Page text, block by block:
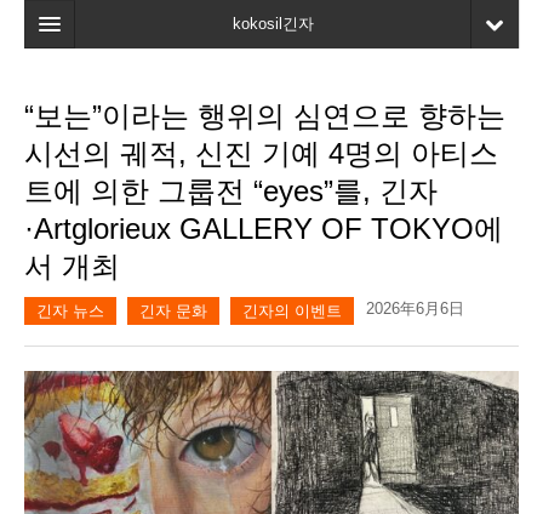
kokosil긴자
검색
최신정보
고객평가
마이페이지
즐겨찾기
“보는”이라는 행위의 심연으로 향하는
시선의 궤적, 신진 기예 4명의 아티스
트에 의한 그룹전 “eyes”를, 긴자
·Artglorieux GALLERY OF TOKYO에
서 개최
긴자 뉴스 긴자 문화 긴자의 이벤트 2026年6月6日